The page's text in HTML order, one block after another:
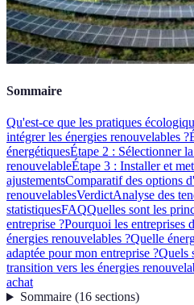
Sommaire
Qu'est-ce que les pratiques
intégrer les énergies renouvelables ?
énergétiquesÉtape 2 : Sélectionner
renouvelableÉtape 3 : Installer et
ajustementsComparatif des options
renouvelablesVerdictAnalyse des
statistiquesFAQQuelles sont les
entreprise ?Pourquoi les entreprises
énergies renouvelables ?Quelle
adaptée pour mon entreprise ?Quels
transition vers les énergies
achat
Sommaire(16 sections)